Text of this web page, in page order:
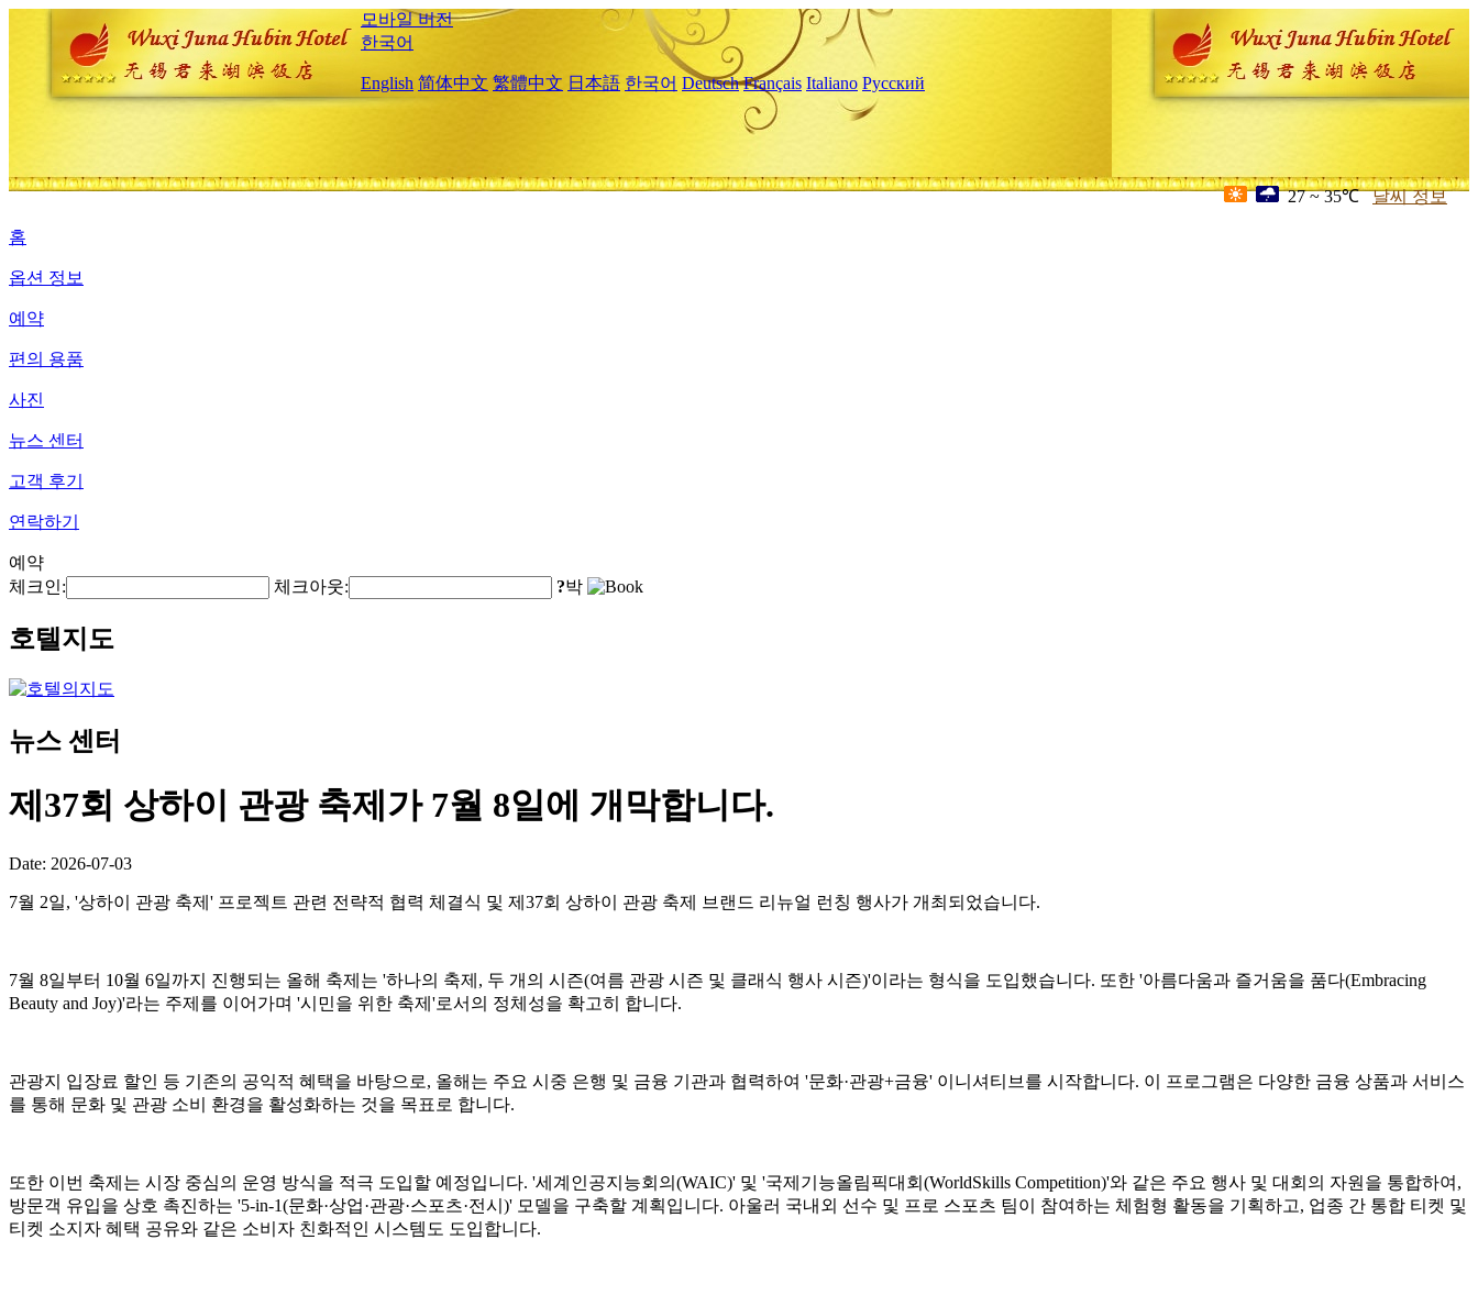
모바일 버전
한국어
English 简体中文 繁體中文 日本語 한국어 Deutsch Français Italiano Русский
27 ~ 35℃ 날씨 정보
홈
옵션 정보
예약
편의 용품
사진
뉴스 센터
고객 후기
연락하기
예약
체크인:
체크아웃: ?박
호텔지도
뉴스 센터
제37회 상하이 관광 축제가 7월 8일에 개막합니다.
Date: 2026-07-03
7월 2일, '상하이 관광 축제' 프로젝트 관련 전략적 협력 체결식 및 제37회 상하이 관광 축제 브랜드 리뉴얼 런칭 행사가 개최되었습니다.
7월 8일부터 10월 6일까지 진행되는 올해 축제는 '하나의 축제, 두 개의 시즌(여름 관광 시즌 및 클래식 행사 시즌)'이라는 형식을 도입했습니다. 또한 '아름다움과 즐거움을 품다(Embracing
Beauty and Joy)'라는 주제를 이어가며 '시민을 위한 축제'로서의 정체성을 확고히 합니다.
관광지 입장료 할인 등 기존의 공익적 혜택을 바탕으로, 올해는 주요 시중 은행 및 금융 기관과 협력하여 '문화·관광+금융' 이니셔티브를 시작합니다. 이 프로그램은 다양한 금융 상품과 서비스
를 통해 문화 및 관광 소비 환경을 활성화하는 것을 목표로 합니다.
또한 이번 축제는 시장 중심의 운영 방식을 적극 도입할 예정입니다. '세계인공지능회의(WAIC)' 및 '국제기능올림픽대회(WorldSkills Competition)'와 같은 주요 행사 및 대회의 자원을 통합하여,
방문객 유입을 상호 촉진하는 '5-in-1(문화·상업·관광·스포츠·전시)' 모델을 구축할 계획입니다. 아울러 국내외 선수 및 프로 스포츠 팀이 참여하는 체험형 활동을 기획하고, 업종 간 통합 티켓 및
티켓 소지자 혜택 공유와 같은 소비자 친화적인 시스템도 도입합니다.